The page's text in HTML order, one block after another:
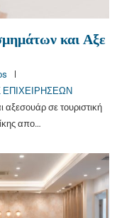
και Αξε
ΕΠΙΧΕΙΡΗΣΕΩΝ
σε τουριστική
απο…